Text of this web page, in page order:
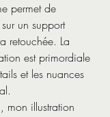
permet de
un support
retouchée. La
est primordiale
et les nuances
mon illustration